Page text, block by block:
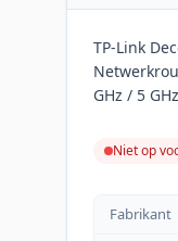
TP-Link
GHz / 5
Niet op
Fabrikant